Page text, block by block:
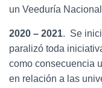
un Veeduría
2020 – 2021. Se
paralizó toda
como consecuencia
en relación a las